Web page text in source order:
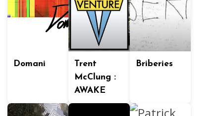
Domani
Trent
McClung :
AWAKE
Briberies